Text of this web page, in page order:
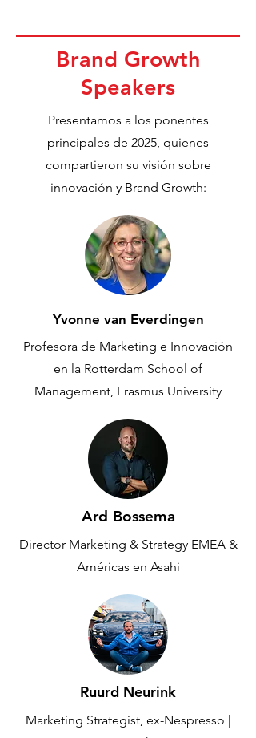
Brand Growth
Speakers
Presentamos a los ponentes
principales de 2025, quienes
compartieron su visión sobre
innovación y Brand Growth:
Yvonne van Everdingen
Profesora de Marketing e Innovación
en la Rotterdam School of
Management, Erasmus University
Ard Bossema
Director Marketing & Strategy EMEA &
Américas en Asahi
Ruurd Neurink
Marketing Strategist, ex-Nespresso |